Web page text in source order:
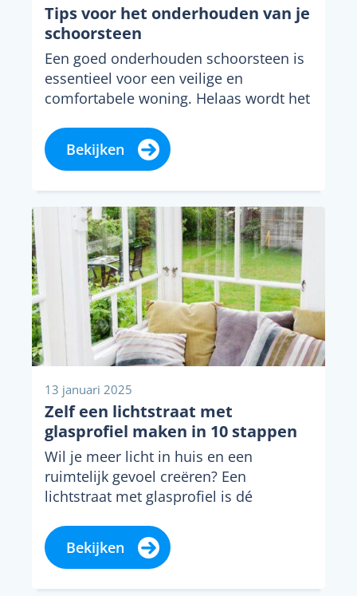
Tips voor het onderhouden van je
schoorsteen
Een goed onderhouden schoorsteen is
essentieel voor een veilige en
comfortabele woning. Helaas wordt het
Bekijken
13 januari 2025
Zelf een lichtstraat met
glasprofiel maken in 10 stappen
Wil je meer licht in huis en een
ruimtelijk gevoel creëren? Een
lichtstraat met glasprofiel is dé
Bekijken